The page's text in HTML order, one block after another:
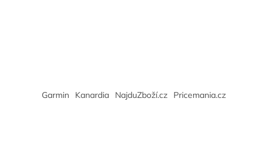
Garmin Kanardia NajduZboží.cz Pricemania.cz